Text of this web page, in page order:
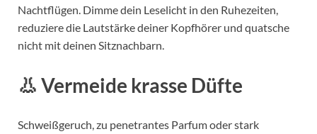
Nachtflügen. Dimme dein Leselicht in den Ruhezeiten,
reduziere die Lautstärke deiner Kopfhörer und quatsche
nicht mit deinen Sitznachbarn.
👃 Vermeide krasse Düfte
Schweißgeruch, zu penetrantes Parfum oder stark